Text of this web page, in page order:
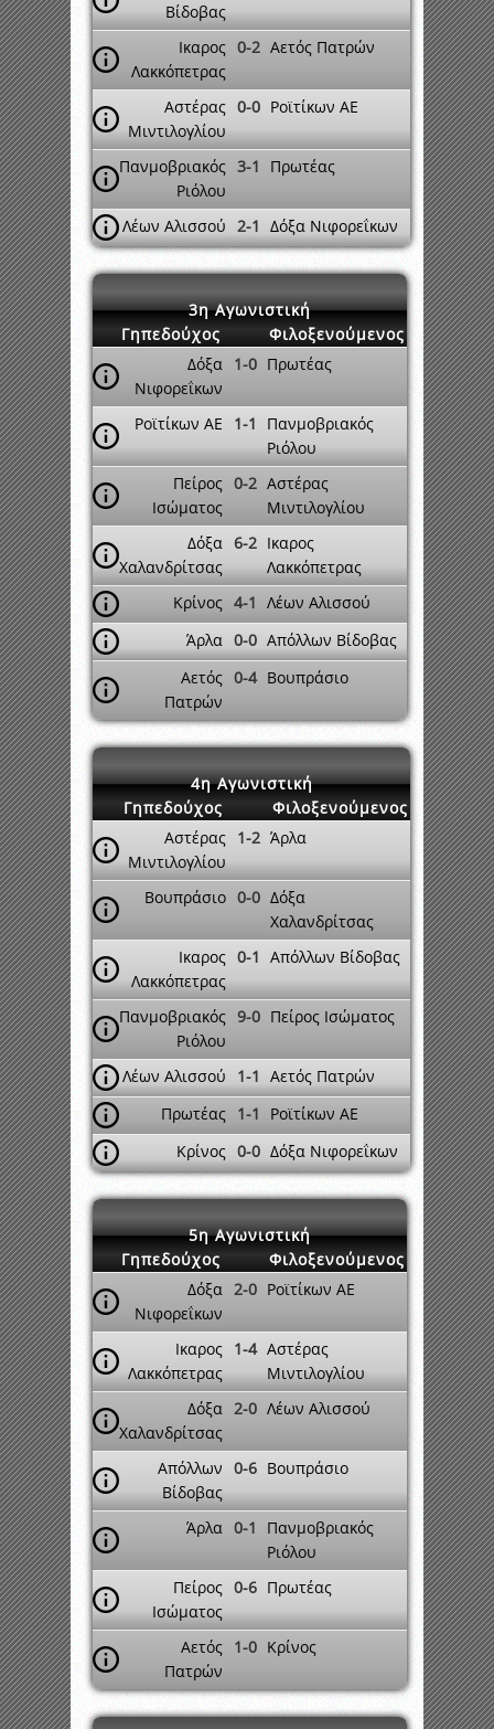
Βίδοβας
Ικαρος
Λακκόπετρας
0-2 Αετός Πατρών
Αστέρας
Μιντιλογλίου
0-0 Ροϊτίκων ΑΕ
Πανμοβριακός
Ριόλου
3-1 Πρωτέας
Λέων Αλισσού 2-1 Δόξα Νιφορεΐκων
3η Αγωνιστική
Γηπεδούχος
Φιλοξενούμενος
Δόξα
Νιφορεΐκων
1-0 Πρωτέας
Ροϊτίκων ΑΕ 1-1
Πανμοβριακός
Ριόλου
Πείρος
Ισώματος
0-2 Αστέρας
Μιντιλογλίου
Δόξα
Χαλανδρίτσας
6-2 Ικαρος
Λακκόπετρας
Κρίνος 4-1 Λέων Αλισσού
Άρλα 0-0 Απόλλων Βίδοβας
Αετός
Πατρών
0-4 Βουπράσιο
4η Αγωνιστική
Γηπεδούχος
Φιλοξενούμενος
Αστέρας
Μιντιλογλίου
1-2 Άρλα
Βουπράσιο 0-0 Δόξα
Χαλανδρίτσας
Ικαρος
Λακκόπετρας
0-1 Απόλλων Βίδοβας
Πανμοβριακός
Ριόλου
9-0 Πείρος Ισώματος
Λέων Αλισσού 1-1 Αετός Πατρών
Πρωτέας 1-1
Ροϊτίκων ΑΕ
Κρίνος 0-0 Δόξα Νιφορεΐκων
5η Αγωνιστική
Γηπεδούχος
Φιλοξενούμενος
Δόξα
Νιφορεΐκων
2-0 Ροϊτίκων ΑΕ
Ικαρος
Λακκόπετρας
1-4 Αστέρας
Μιντιλογλίου
Δόξα
Χαλανδρίτσας
2-0 Λέων Αλισσού
Απόλλων
Βίδοβας
0-6 Βουπράσιο
Άρλα 0-1
Πανμοβριακός
Ριόλου
Πείρος
Ισώματος
0-6 Πρωτέας
Αετός
Πατρών
1-0 Κρίνος